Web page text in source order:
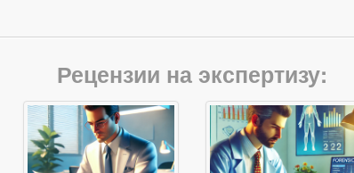
Рецензии на экспертизу: